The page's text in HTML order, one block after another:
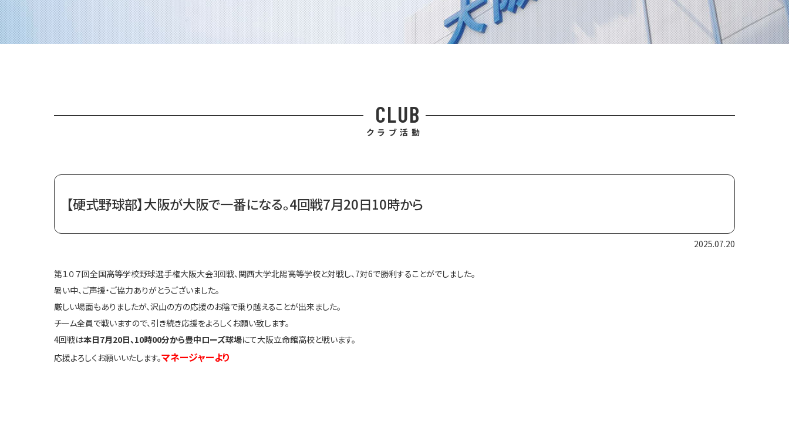
CLUB
クラブ活動
【硬式野球部】大阪が大阪で一番になる。4回戦7月20日10時から
2025.07.20
第１０７回全国高等学校野球選手権大阪大会3回戦、関西大学北陽高等学校と対戦し、7対6で勝利することがでしました。
暑い中、ご声援・ご協力ありがとうございました。
厳しい場面もありましたが、沢山の方の応援のお陰で乗り越えることが出来ました。
チーム全員で戦いますので、引き続き応援をよろしくお願い致します。
4回戦は本日7月20日、10時00分から豊中ローズ球場にて大阪立命館高校と戦います。
応援よろしくお願いいたします。マネージャーより